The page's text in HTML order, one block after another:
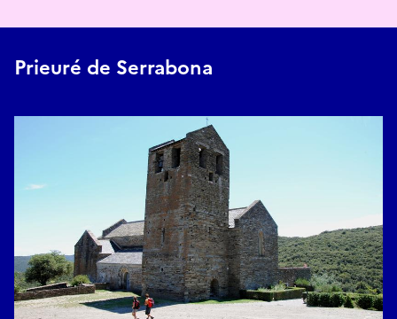
Prieuré de Serrabona